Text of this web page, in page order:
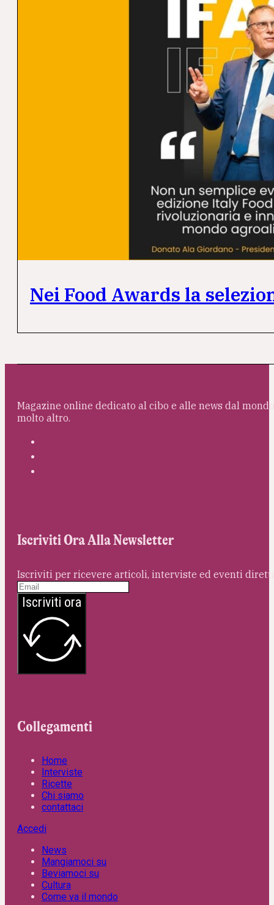
Nei Food Awards la
Magazine online dedicato al cibo e alle news dal
molto altro.
Iscriviti Ora Alla Newsletter
Iscriviti per ricevere articoli, interviste ed eventi
Iscriviti ora
Collegamenti
Home
Interviste
Ricette
Chi siamo
contattaci
Accedi
News
Mangiamoci su
Beviamoci su
Cultura
Come va il mondo